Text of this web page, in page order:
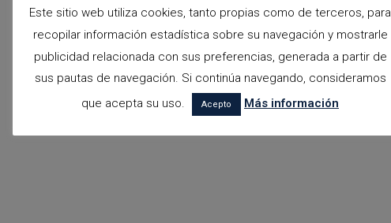
Este sitio web utiliza cookies, tanto propias como de terceros, para
recopilar información estadística sobre su navegación y mostrarle
publicidad relacionada con sus preferencias, generada a partir de
sus pautas de navegación. Si continúa navegando, consideramos
que acepta su uso.
Acepto Más información